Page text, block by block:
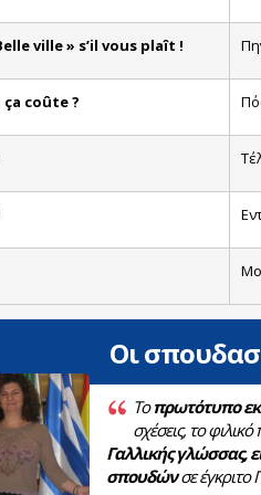
ville » s’il vous plaît !
ça coûte ?
Οι
Τοπρωτότυπο
σχέσεις, το
Γαλλικής γλώσσας,
σπουδώνσε έγκριτο